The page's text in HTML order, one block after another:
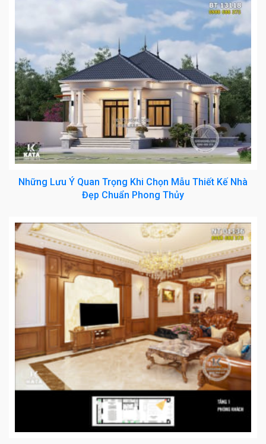
Những Lưu Ý Quan Trọng Khi Chọn Mẫu Thiết Kế Nhà
Đẹp Chuẩn Phong Thủy